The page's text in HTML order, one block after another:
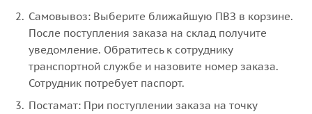
Самовывоз: Выберите ближайшую ПВЗ в корзине.
После поступления заказа на склад получите
уведомление. Обратитесь к сотруднику
транспортной службе и назовите номер заказа.
Сотрудник потребует паспорт.
Постамат: При поступлении заказа на точку